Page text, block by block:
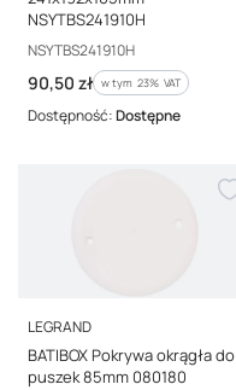
NSYTBS241910H
Kod producenta
NSYTBS241910H
Cena brutto
90,50 zł w tym %s VAT
w tym 23% VAT
Dostępność:Dostępne
PRODUCENT
LEGRAND
BATIBOX Pokrywa okrągła do
puszek 85mm 080180